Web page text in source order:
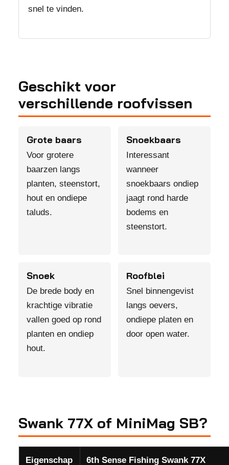
snel te vinden.
Geschikt voor
verschillende roofvissen
Grote baars
Voor grotere
baarzen langs
planten, steenstort,
hout en ondiepe
taluds.
Snoekbaars
Interessant
wanneer
snoekbaars ondiep
jaagt rond harde
bodems en
steenstort.
Snoek
De brede body en
krachtige vibratie
vallen goed op rond
planten en ondiep
hout.
Roofblei
Snel binnengevist
langs oevers,
ondiepe platen en
door open water.
Swank 77X of MiniMag SB?
Eigenschap 6th Sense Fishing Swank 77X